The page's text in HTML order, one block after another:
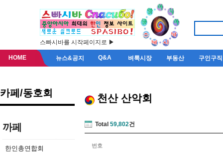
스빠시바를 시작페이지로 ▶
HOME 뉴스&공지 Q&A 벼룩시장 부동산 구인구직
카페/동호회
까페
한인총연합회
천산 산악회
Total 59,802건
번호